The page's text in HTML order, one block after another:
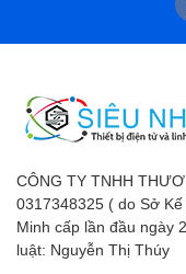
CÔNG TY TNHH
0317348325 ( do Sở
Minh cấp lần đầu ngày
luật: Nguyễn Thị Thúy